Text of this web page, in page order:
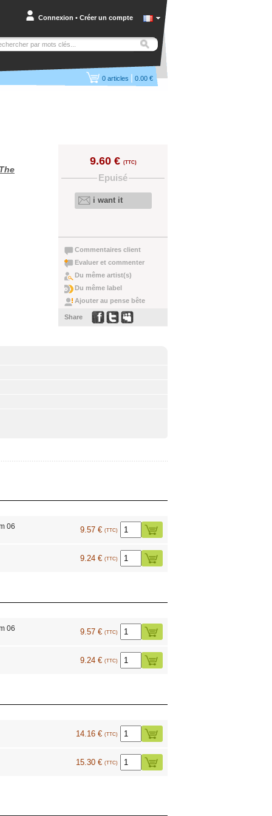
Connexion • Créer un compte
0 articles | 0.00 €
The
9.60 € (TTC)
Epuisé
i want it
Commentaires client
Evaluer et commenter
Du même artist(s)
Du même label
Ajouter au pense bête
Share
06 9.57 € (TTC)
9.24 € (TTC)
06 9.57 € (TTC)
9.24 € (TTC)
14.16 € (TTC)
15.30 € (TTC)